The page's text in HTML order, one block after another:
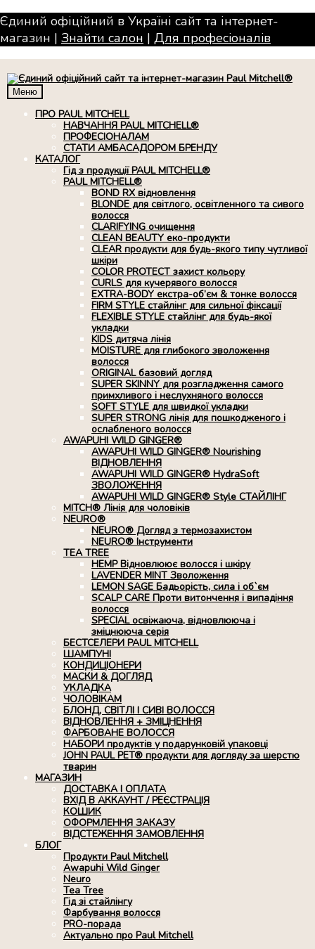
Єдиний офіційний в Україні сайт та інтернет-
магазин | Знайти салон | Для професiоналiв
Меню
ПРО PAUL MITCHELL
НАВЧАННЯ PAUL MITCHELL®
ПРОФЕСІОНАЛАМ
СТАТИ АМБАСАДОРОМ БРЕНДУ
КАТАЛОГ
Гід з продукції PAUL MITCHELL®
PAUL MITCHELL®
BOND RX вiдновлення
BLONDE для світлого, освітленного та сивого
волосся
CLARIFYING очищення
CLEAN BEAUTY еко-продукти
CLEAR продукти для будь-якого типу чутливої
шкіри
COLOR PROTECT захист кольору
CURLS для кучерявого волосся
EXTRA-BODY екстра-об’єм & тонке волосся
FIRM STYLE стайлінг для сильної фіксації
FLEXIBLE STYLE стайлінг для будь-якої
укладки
KIDS дитяча лінія
MOISTURE для глибокого зволоження
волосся
ORIGINAL базовий догляд
SUPER SKINNY для розгладження самого
примхливого і неслухняного волосся
SOFT STYLE для швидкої укладки
SUPER STRONG лінія для пошкодженого і
ослабленого волосся
AWAPUHI WILD GINGER®
AWAPUHI WILD GINGER® Nourishing
ВІДНОВЛЕННЯ
AWAPUHI WILD GINGER® HydraSoft
ЗВОЛОЖЕННЯ
AWAPUHI WILD GINGER® Style СТАЙЛІНГ
MITCH® Лінія для чоловіків
NEURO®
NEURO® Догляд з термозахистом
NEURO® Інструменти
TEA TREE
HEMP Відновлюює волосся і шкіру
LAVENDER MINT Зволоження
LEMON SAGE Бадьорість, сила і об`єм
SCALP CARE Проти витончення і випадіння
волосся
SPECIAL освіжаюча, відновлююча і
зміцнююча серія
БЕСТСЕЛЕРИ PAUL MITCHELL
ШАМПУНІ
КОНДИЦІОНЕРИ
МАСКИ & ДОГЛЯД
УКЛАДКА
ЧОЛОВІКАМ
БЛОНД, СВІТЛІ І СИВІ ВОЛОССЯ
ВІДНОВЛЕННЯ + ЗМІЦНЕННЯ
ФАРБОВАНЕ ВОЛОССЯ
НАБОРИ продуктів у подарунковій упаковці
JOHN PAUL PET® продукти для догляду за шерстю
тварин
МАГАЗИН
ДОСТАВКА І ОПЛАТА
ВХІД В АККАУНТ / РЕЄСТРАЦІЯ
КОШИК
ОФОРМЛЕННЯ ЗАКАЗУ
ВІДСТЕЖЕННЯ ЗАМОВЛЕННЯ
БЛОГ
Продукти Paul Mitchell
Awapuhi Wild Ginger
Neuro
Tea Tree
Гід зі стайлінгу
Фарбування волосся
PRO-порада
Актуально про Paul Mitchell